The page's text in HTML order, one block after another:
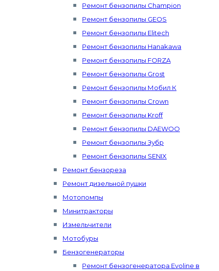
Ремонт бензопилы Champion
Ремонт бензопилы GEOS
Ремонт бензопилы Elitech
Ремонт бензопилы Hanakawa
Ремонт бензопилы FORZA
Ремонт бензопилы Grost
Ремонт бензопилы Мобил К
Ремонт бензопилы Crown
Ремонт бензопилы Kroff
Ремонт бензопилы DAEWOO
Ремонт бензопилы Зубр
Ремонт бензопилы SENIX
Ремонт бензореза
Ремонт дизельной пушки
Мотопомпы
Минитракторы
Измельчители
Мотобуры
Бензогенераторы
Ремонт бензогенератора Evoline в